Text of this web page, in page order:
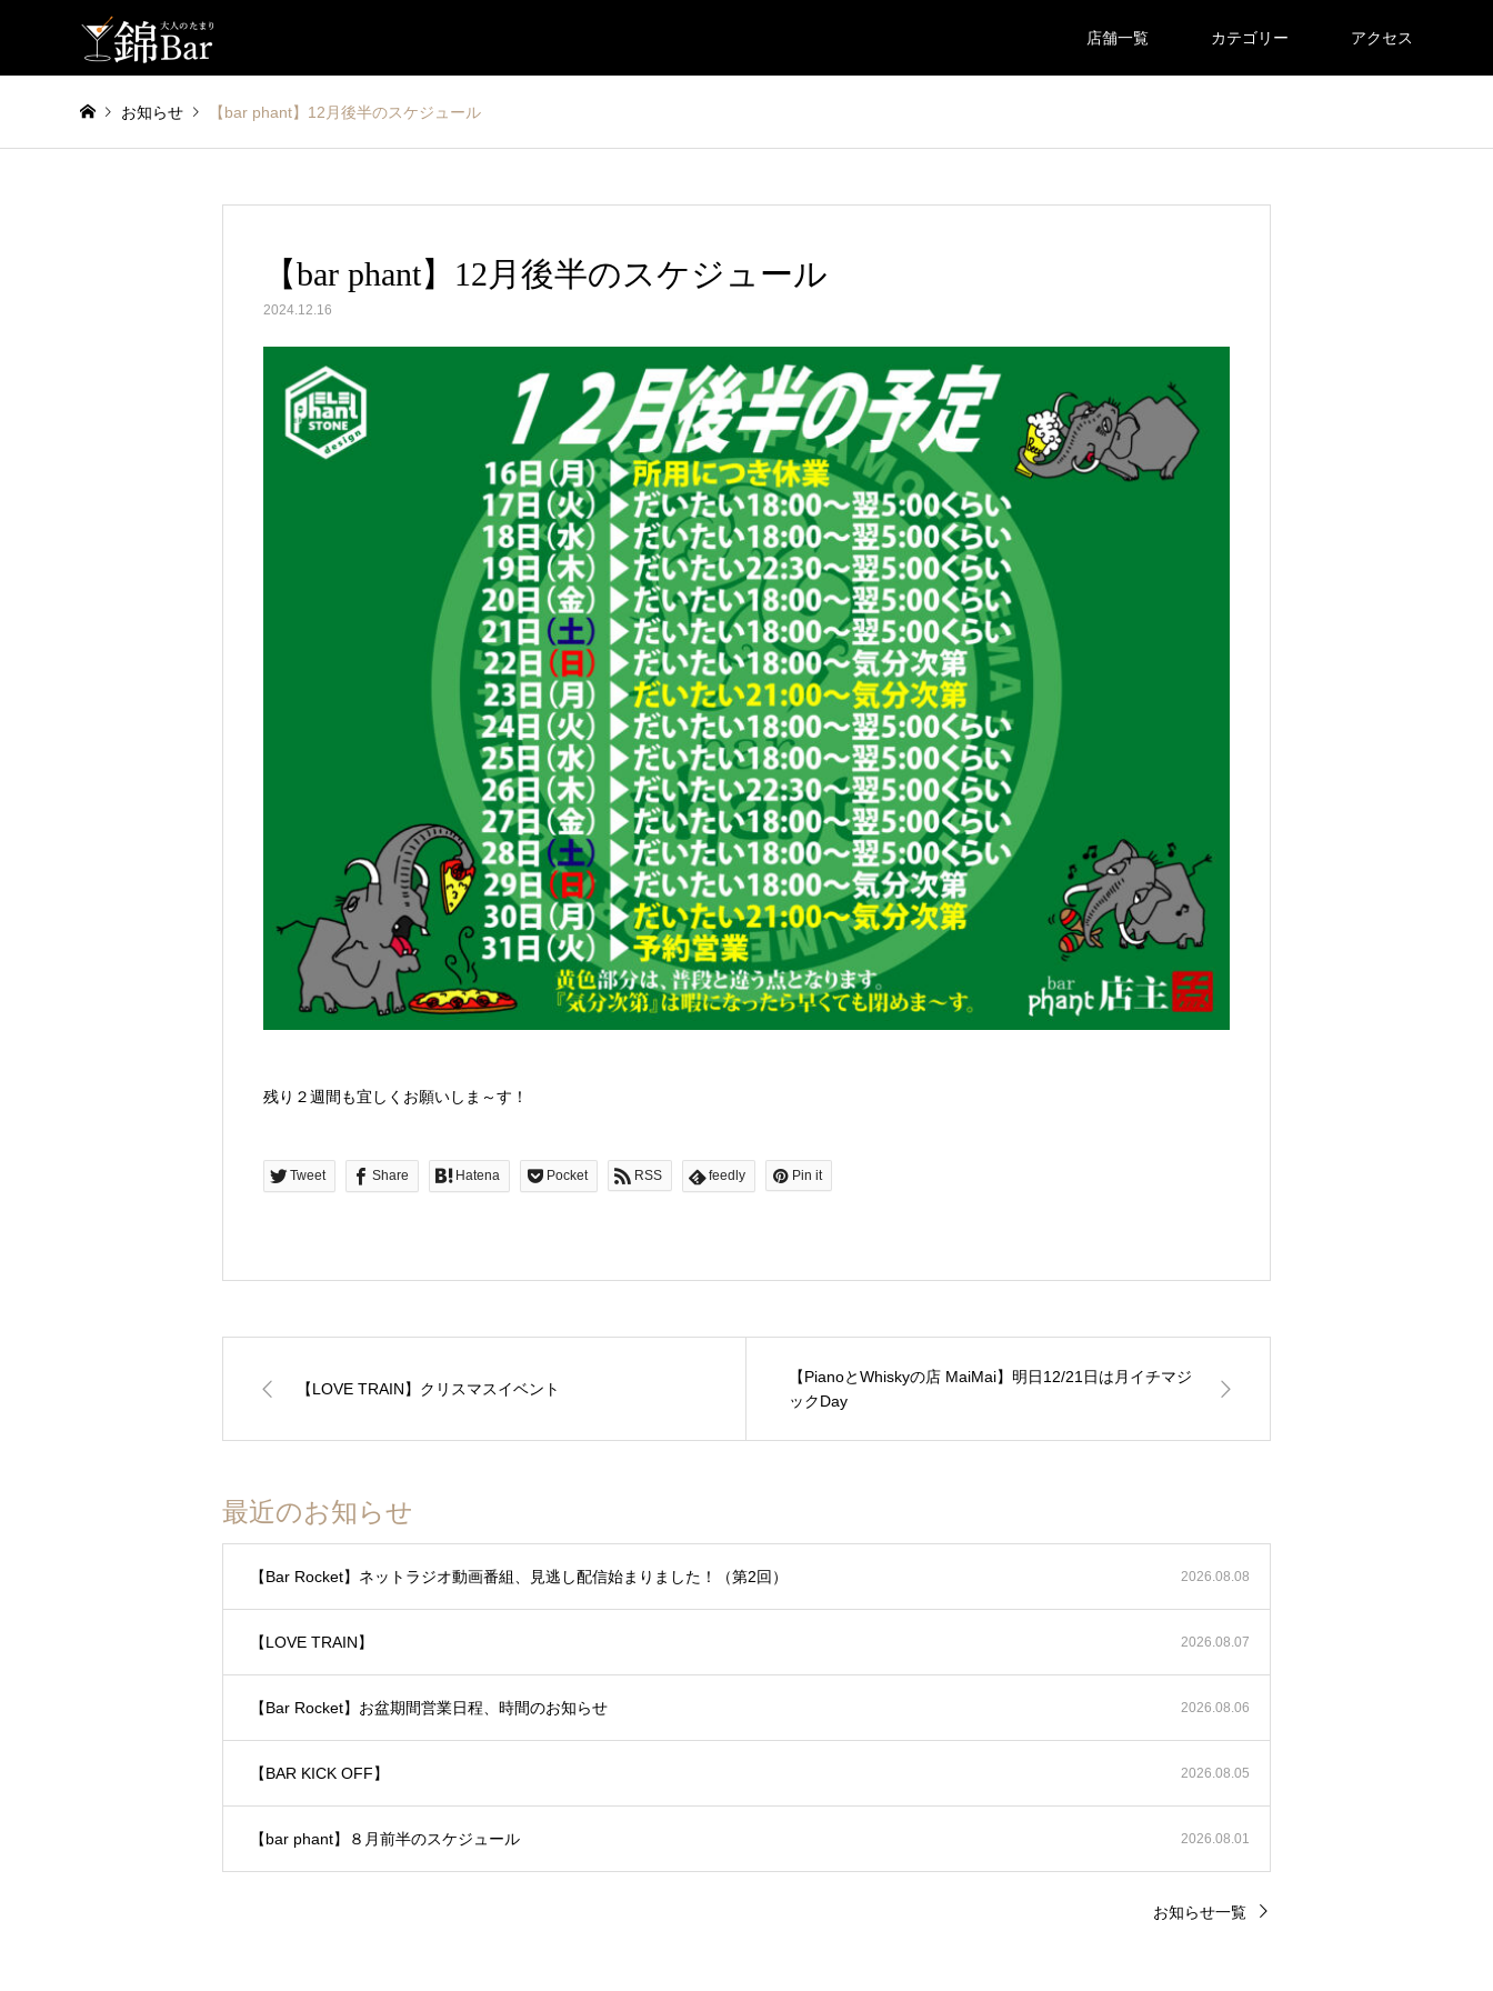
店舗一覧 カテゴリー アクセス
お知らせ 【bar phant】12月後半のスケジュール
【bar phant】12月後半のスケジュール
2024.12.16
残り２週間も宜しくお願いしま～す！
Tweet Share Hatena Pocket RSS feedly Pin it
【LOVE TRAIN】クリスマスイベント
【PianoとWhiskyの店 MaiMai】明日12/21日は月イチマジ
ックDay
最近のお知らせ
【Bar Rocket】ネットラジオ動画番組、見逃し配信始まりました！（第2回） 2026.08.08
【LOVE TRAIN】 2026.08.07
【Bar Rocket】お盆期間営業日程、時間のお知らせ 2026.08.06
【BAR KICK OFF】 2026.08.05
【bar phant】８月前半のスケジュール 2026.08.01
お知らせ一覧